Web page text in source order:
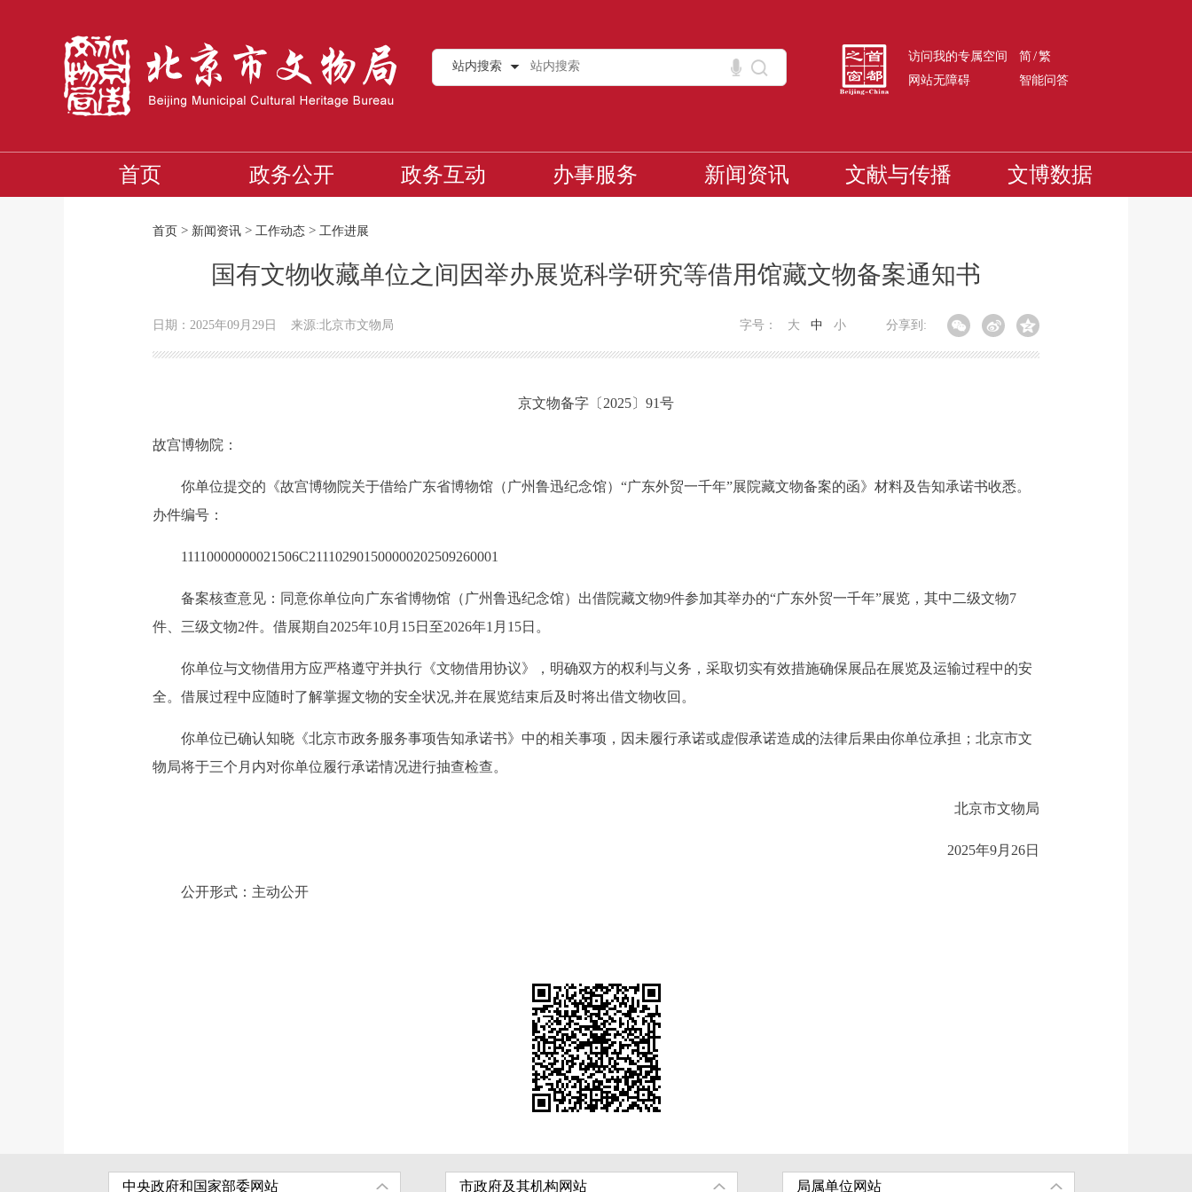
站内搜索
访问我的专属空间 简/繁
网站无障碍
智能问答
首页 政务公开 政务互动 办事服务 新闻资讯 文献与传播 文博数据
首页 > 新闻资讯 > 工作动态 > 工作进展
国有文物收藏单位之间因举办展览科学研究等借用馆藏文物备案通知书
日期：2025年09月29日 来源:北京市文物局 分享到:
字号： 大 中 小
京文物备字〔2025〕91号
故宫博物院：
你单位提交的《故宫博物院关于借给广东省博物馆（广州鲁迅纪念馆）“广东外贸一千年”展院藏文物备案的函》材料及告知承诺书收悉。
办件编号：
11110000000021506C211102901500000202509260001
备案核查意见：同意你单位向广东省博物馆（广州鲁迅纪念馆）出借院藏文物9件参加其举办的“广东外贸一千年”展览，其中二级文物7
件、三级文物2件。借展期自2025年10月15日至2026年1月15日。
你单位与文物借用方应严格遵守并执行《文物借用协议》，明确双方的权利与义务，采取切实有效措施确保展品在展览及运输过程中的安
全。借展过程中应随时了解掌握文物的安全状况,并在展览结束后及时将出借文物收回。
你单位已确认知晓《北京市政务服务事项告知承诺书》中的相关事项，因未履行承诺或虚假承诺造成的法律后果由你单位承担；北京市文
物局将于三个月内对你单位履行承诺情况进行抽查检查。
北京市文物局
2025年9月26日
公开形式：主动公开